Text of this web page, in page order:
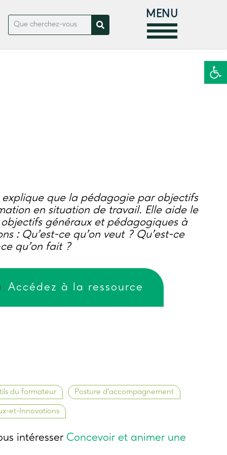
Ouvrir
MENU
explique que la pédagogie par objectifs
en situation de travail. Elle aide le
généraux et pédagogiques à
: Qu’est-ce qu’on veut ? Qu’est-ce
qu’on fait ?
Accédez à la ressource
du formateur Posture d’accompagnement
et-Innovations
intéresser Concevoir et animer une